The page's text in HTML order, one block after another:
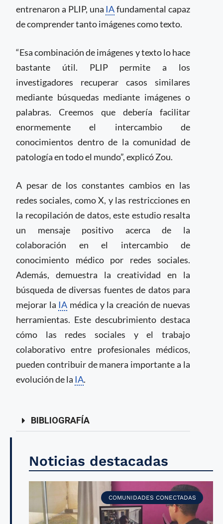
entrenaron a PLIP, una IAfundamental capaz
de comprender tanto imágenes como texto.
“Esa combinación de imágenes y texto lo hace
bastante útil. PLIP permite a los
investigadores recuperar casos similares
mediante búsquedas mediante imágenes o
palabras. Creemos que debería facilitar
enormemente el intercambio de
conocimientos dentro de la comunidad de
patología en todo el mundo”, explicó Zou.
A pesar de los constantes cambios en las
redes sociales, como X, y las restricciones en
la recopilación de datos, este estudio resalta
un mensaje positivo acerca de la
colaboración en el intercambio de
conocimiento médico por redes sociales.
Además, demuestra la creatividad en la
búsqueda de diversas fuentes de datos para
mejorar la IA médica y la creación de nuevas
herramientas. Este descubrimiento destaca
cómo las redes sociales y el trabajo
colaborativo entre profesionales médicos,
pueden contribuir de manera importante a la
evolución de la IA.
BIBLIOGRAFÍA
Noticias destacadas
COMUNIDADES CONECTADAS